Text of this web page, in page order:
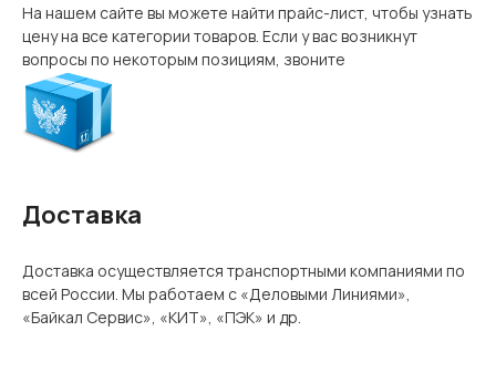
На нашем сайте вы можете найти прайс-лист, чтобы узнать
цену на все категории товаров. Если у вас возникнут
вопросы по некоторым позициям, звоните
Доставка
Доставка осуществляется транспортными компаниями по
всей России. Мы работаем с «Деловыми Линиями»,
«Байкал Сервис», «КИТ», «ПЭК» и др.